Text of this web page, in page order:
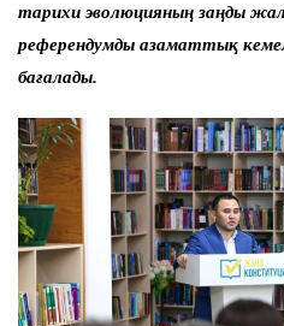
тарихи эволюцияның заңды
референдумды азаматтық
бағалады.